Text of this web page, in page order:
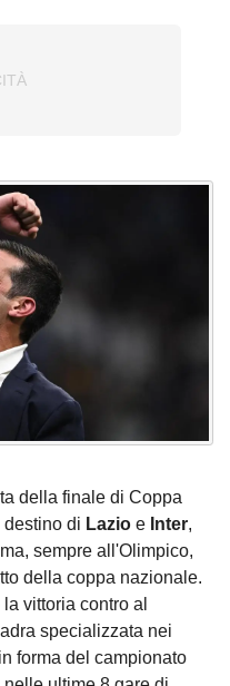
della finale di Coppa
destino di Lazio e Inter,
sempre all'Olimpico,
della coppa nazionale.
vittoria contro al
specializzata nei
forma del campionato